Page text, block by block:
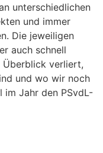
unterschiedlichen
und immer
Die jeweiligen
auch schnell
Überblick verliert,
und wo wir noch
im Jahr den PSvdL-